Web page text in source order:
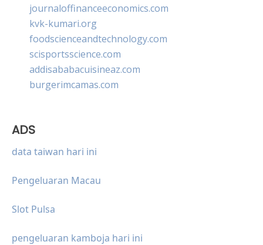
journaloffinanceeconomics.com
kvk-kumari.org
foodscienceandtechnology.com
scisportsscience.com
addisababacuisineaz.com
burgerimcamas.com
ADS
data taiwan hari ini
Pengeluaran Macau
Slot Pulsa
pengeluaran kamboja hari ini